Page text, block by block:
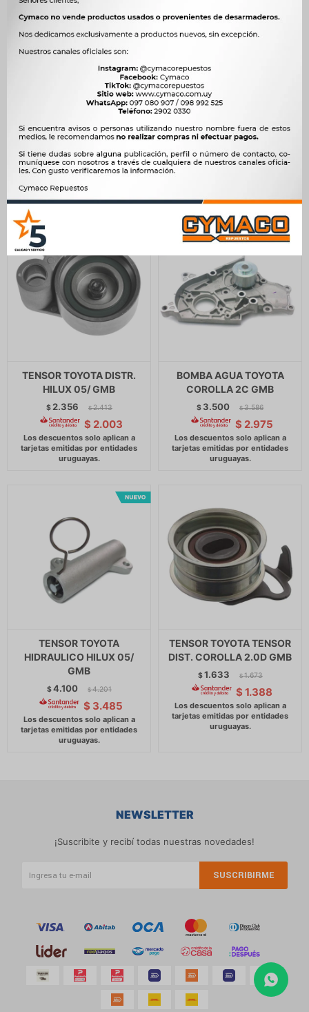
ELECTROVENTILADOR
TOYOTA VISCOSO HILUX
$5.333 $ 5.464
$4.533
TENSOR TOYOTA CORREA
ACCESORIOS HILUX 05/
$6.556 $ 6.717
$ 5.573
TENSOR TOYOTA DISTR.
HILUX 05/ GMB
$ 2.356 $ 2.413
$ 2.003
BOMBA AGUA TOYOTA
COROLLA 2C GMB
$ 3.500 $ 3.586
$ 2.975
TENSOR TOYOTA
HIDRAULICO HILUX 05/
GMB
$4.100 $ 4.201
$ 3.485
TENSOR TOYOTA TENSOR
DIST. COROLLA 2.0D GMB
$1.633 $ 1.673
$ 1.388
NEWSLETTER
¡Suscribite y recibí todas nuestras novedades!
SUSCRIBIRME